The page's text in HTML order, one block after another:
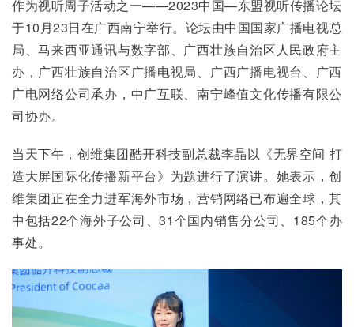
作为视听周子活动之一——2023中国—东盟视听传播论坛
于10月23日在广西南宁举行。论坛由中国国家广播电视总
局、马来西亚通讯与数字部、广西壮族自治区人民政府主
办，广西壮族自治区广播电视局、广西广播电视台、广西
广电网络公司承办，中广互联、南宁峰值文化传播有限公
司协办。
当天下午，创维集团酷开科技副总裁李晶以《无界空间 打
造大屏国际化传播新平台》为题进行了演讲。她表示，创
维集团正在全力进军海外市场，营销网络已布遍全球，其
中包括22个海外子公司、31个国内销售分公司、185个办
事处。